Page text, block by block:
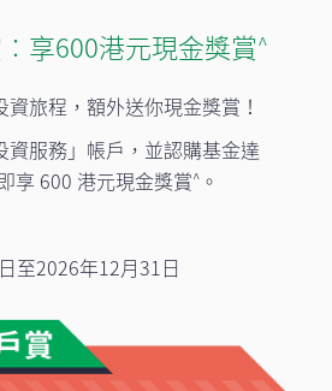
享600港元現金獎賞^
旅程，額外送你現金獎賞！
資服務」帳戶，並認購基金達
享 600 港元現金獎賞^ 。
至2026年12月31日